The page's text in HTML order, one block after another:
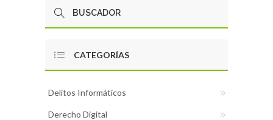
CATEGORÍAS
Delitos Informáticos
Derecho Digital